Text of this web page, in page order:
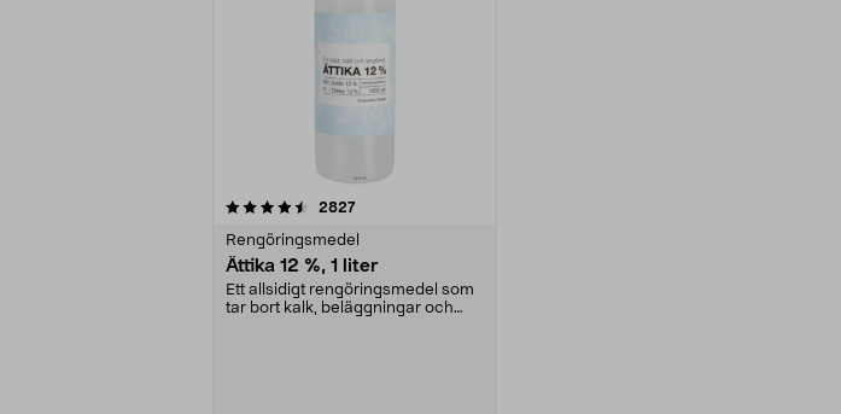
2827recensioner
Rengöringsmedel
Ättika 12 %, 1 liter
Ett allsidigt rengöringsmedel som
tar bort kalk, beläggningar och